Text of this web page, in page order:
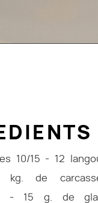
10/15 - 12
de
- 15 g. de